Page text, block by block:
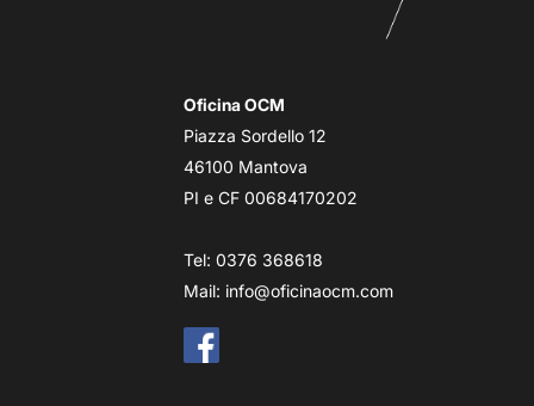
Oficina OCM
Piazza Sordello 12
46100 Mantova
PI e CF 00684170202
Tel: 0376 368618
Mail: info@oficinaocm.com